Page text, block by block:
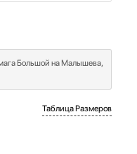
Большой на Малышева,
Таблица Размеров